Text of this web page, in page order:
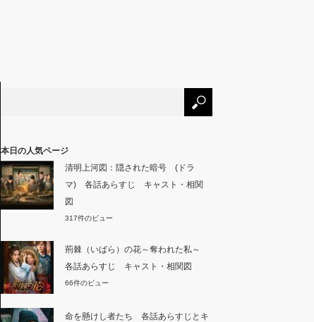
本日の人気ページ
清明上河図：隠された暗号 (ドラ
マ) 各話あらすじ キャスト・相関
図
317件のビュー
荊棘（いばら）の花～奪われた私～
各話あらすじ キャスト・相関図
66件のビュー
命を懸けし者たち 各話あらすじとキ